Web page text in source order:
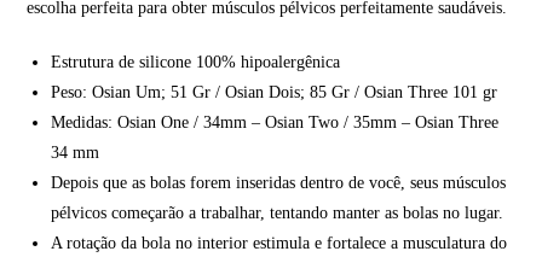
escolha perfeita para obter músculos pélvicos perfeitamente saudáveis.
Estrutura de silicone 100% hipoalergênica
Peso: Osian Um; 51 Gr / Osian Dois; 85 Gr / Osian Three 101 gr
Medidas: Osian One / 34mm – Osian Two / 35mm – Osian Three
34 mm
Depois que as bolas forem inseridas dentro de você, seus músculos
pélvicos começarão a trabalhar, tentando manter as bolas no lugar.
A rotação da bola no interior estimula e fortalece a musculatura do